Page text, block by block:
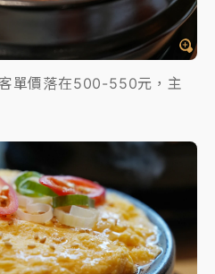
單價落在500-550元，主